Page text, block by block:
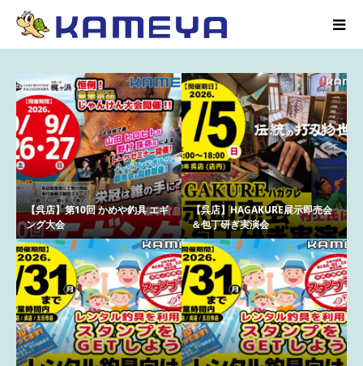
【呉店】第10回 かめや釣具 エギ
ング大会
【呉店】HAGAKURE展示即売会
＆包丁研ぎ実演会